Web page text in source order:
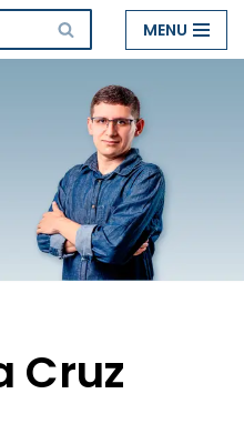
MENU
Cruz